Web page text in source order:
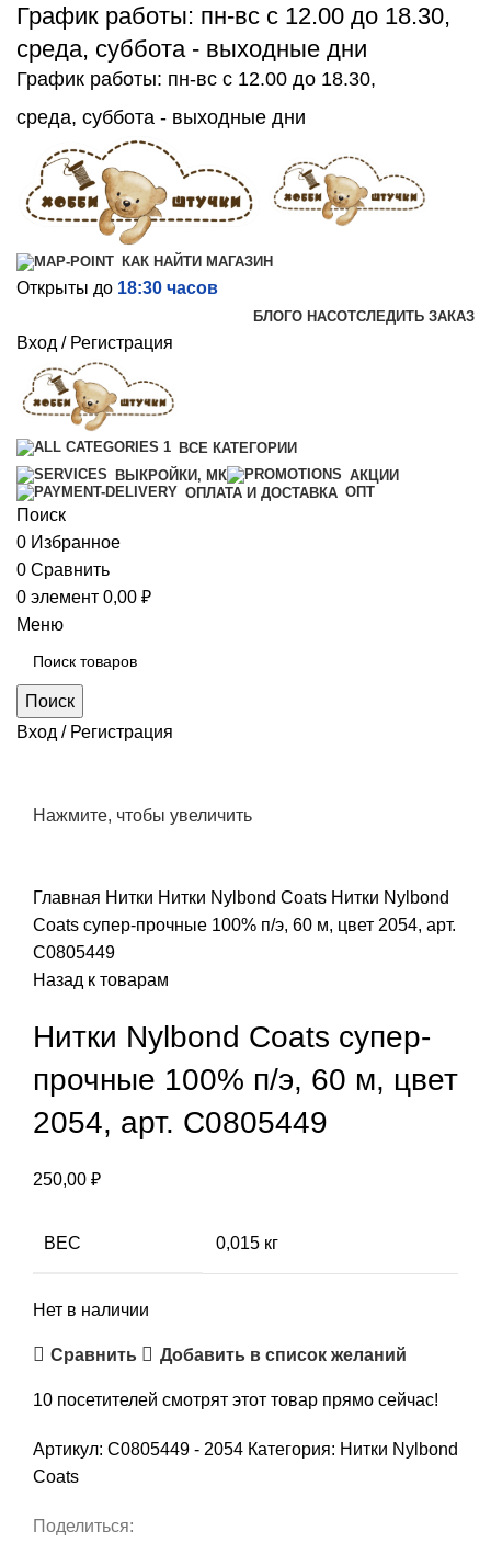
График работы: пн-вс с 12.00 до 18.30,
среда, суббота - выходные дни
График работы: пн-вс с 12.00 до 18.30,
среда, суббота - выходные дни
КАК НАЙТИ МАГАЗИН
Открыты до 18:30 часов
БЛОГО НАСОТСЛЕДИТЬ ЗАКАЗ
Вход / Регистрация
ВСЕ КАТЕГОРИИ
ВЫКРОЙКИ, МК
АКЦИИ
ОПЛАТА И ДОСТАВКА ОПТ
Поиск
0 Избранное
0 Сравнить
0 элемент 0,00 ₽
Меню
Поиск
Вход / Регистрация
Нажмите, чтобы увеличить
Главная Нитки Нитки Nylbond Coats Нитки Nylbond
Coats супер-прочные 100% п/э, 60 м, цвет 2054, арт.
С0805449
Назад к товарам
Нитки Nylbond Coats супер-
прочные 100% п/э, 60 м, цвет
2054, арт. С0805449
250,00 ₽
ВЕС 0,015 кг
Нет в наличии
Сравнить Добавить в список желаний
10 посетителей смотрят этот товар прямо сейчас!
Артикул: С0805449 - 2054 Категория: Нитки Nylbond
Coats
Поделиться: